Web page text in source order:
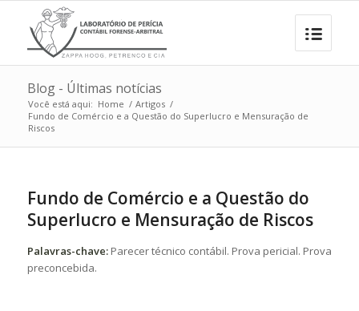
Blog - Últimas notícias
Você está aqui: Home / Artigos /
Fundo de Comércio e a Questão do Superlucro e Mensuração de
Riscos
Fundo de Comércio e a Questão do
Superlucro e Mensuração de Riscos
Palavras-chave: Parecer técnico contábil. Prova pericial. Prova
preconcebida.